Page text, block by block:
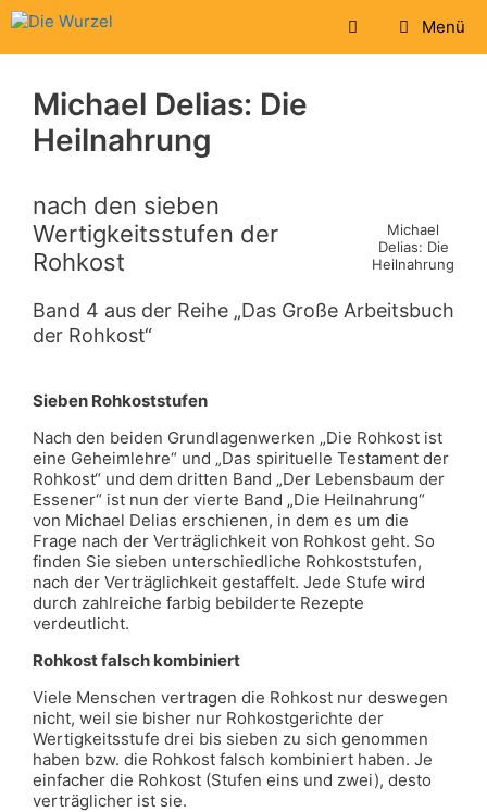
Zum
Inhalt
springen
Menü
Michael Delias: Die
Heilnahrung
Michael
Delias: Die
Heilnahrung
nach den sieben
Wertigkeitsstufen der
Rohkost
Band 4 aus der Reihe „Das Große Arbeitsbuch
der Rohkost“
Sieben Rohkoststufen
Nach den beiden Grundlagenwerken „Die Rohkost ist
eine Geheimlehre“ und „Das spirituelle Testament der
Rohkost“ und dem dritten Band „Der Lebensbaum der
Essener“ ist nun der vierte Band „Die Heilnahrung“
von Michael Delias erschienen, in dem es um die
Frage nach der Verträglichkeit von Rohkost geht. So
finden Sie sieben unterschiedliche Rohkoststufen,
nach der Verträglichkeit gestaffelt. Jede Stufe wird
durch zahlreiche farbig bebilderte Rezepte
verdeutlicht.
Rohkost falsch kombiniert
Viele Menschen vertragen die Rohkost nur deswegen
nicht, weil sie bisher nur Rohkostgerichte der
Wertigkeitsstufe drei bis sieben zu sich genommen
haben bzw. die Rohkost falsch kombiniert haben. Je
einfacher die Rohkost (Stufen eins und zwei), desto
verträglicher ist sie.